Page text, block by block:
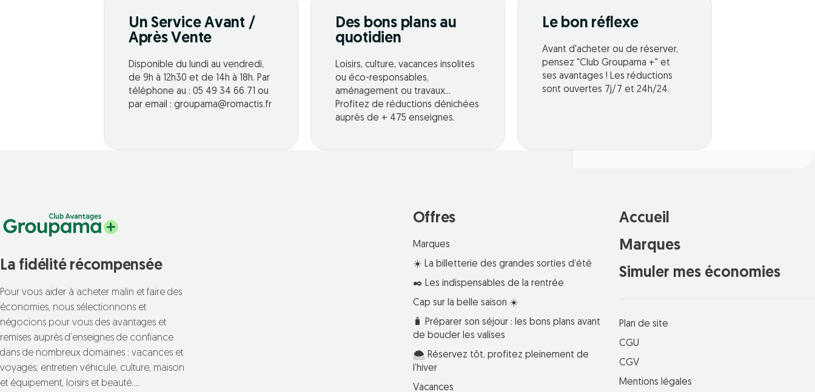
Un Service Avant /
Après Vente
Disponible du lundi au vendredi,
de 9h à 12h30 et de 14h à 18h. Par
téléphone au : 05 49 34 66 71 ou
par email : groupama@romactis.fr
Des bons plans au
quotidien
Loisirs, culture, vacances insolites
ou éco-responsables,
aménagement ou travaux...
Profitez de réductions dénichées
auprès de + 475 enseignes.
Le bon réflexe
Avant d'acheter ou de réserver,
pensez "Club Groupama +" et
ses avantages ! Les réductions
sont ouvertes 7j/7 et 24h/24.
La fidélité récompensée
Pour vous aider à acheter malin et faire des
économies, nous sélectionnons et
négocions pour vous des avantages et
remises auprès d’enseignes de confiance
dans de nombreux domaines : vacances et
voyages, entretien véhicule, culture, maison
et équipement, loisirs et beauté….
Offres
Marques
☀️ La billetterie des grandes sorties d’été
✒️ Les indispensables de la rentrée
Cap sur la belle saison ☀️
🧳 Préparer son séjour : les bons plans avant
de boucler les valises
🌨️ Réservez tôt, profitez pleinement de
l’hiver
Vacances
Accueil
Marques
Simuler mes économies
Plan de site
CGU
CGV
Mentions légales